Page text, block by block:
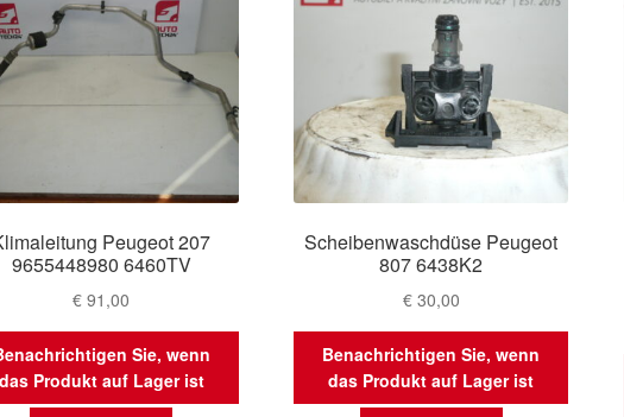
Peugeot 207
9655448980 6460TV
€ 91,00
Sie, wenn
Produkt auf Lager ist
Scheibenwaschdüse Peugeot
807 6438K2
€30,00
Benachrichtigen Sie, wenn
das Produkt auf Lager ist